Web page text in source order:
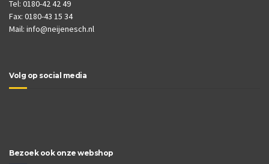
Tel: 0180-42 42 49
Fax: 0180-43 15 34
Mail: info@neijenesch.nl
Volg op social media
Bezoek ook onze webshop